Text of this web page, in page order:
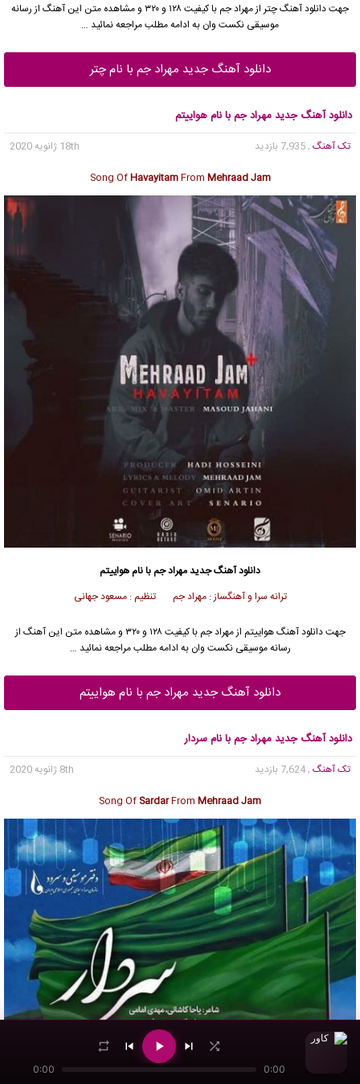
جهت دانلود آهنگ چتر از مهراد جم با کیفیت ۱۲۸ و ۳۲۰ و مشاهده متن این آهنگ از رسانه
موسیقی نکست وان به ادامه مطلب مراجعه نمائید …
دانلود آهنگ جدید مهراد جم با نام چتر
دانلود آهنگ جدید مهراد جم با نام هواییتم
تک آهنگ , 7,935 بازدید
18th ژانویه 2020
Song OfHavayitamFrom Mehraad Jam
دانلود آهنگ جدیدمهراد جم با نام هواییتم
ترانه سرا و آهنگساز : مهراد جم تنظیم : مسعود جهانی
جهت دانلود آهنگ هواییتم از مهراد جم با کیفیت ۱۲۸ و ۳۲۰ و مشاهده متن این آهنگ از
رسانه موسیقی نکست وان به ادامه مطلب مراجعه نمائید …
دانلود آهنگ جدید مهراد جم با نام هواییتم
دانلود آهنگ جدید مهراد جم با نام سردار
تک آهنگ , 7,624 بازدید
8th ژانویه 2020
Song Of SardarFrom Mehraad Jam
0:00
0:00